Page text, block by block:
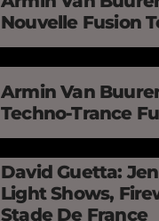
Nouvelle Fusion
Armin Van
Techno-Trance
David Guetta:
Light Shows,
Stade De France